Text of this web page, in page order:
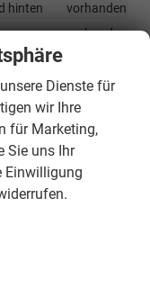
hinten
vorhanden
vorhanden
vorhanden
Grau
vorhanden
vorhanden
vorhanden
vorhanden
Dienste für
wir Ihre
für Marketing,
Sie uns Ihr
Einwilligung